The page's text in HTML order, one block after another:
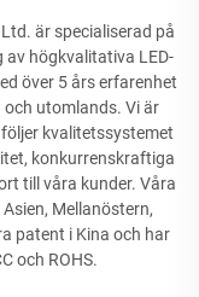
är specialiserad på
högkvalitativa LED-
över 5 års erfarenhet
utomlands. Vi är
kvalitetssystemet
konkurrenskraftiga
till våra kunder. Våra
Mellanöstern,
patent i Kina och har
och ROHS.